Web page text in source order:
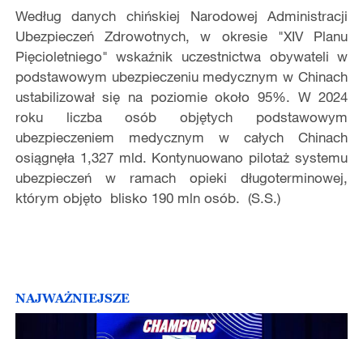
Video
Według danych chińskiej Narodowej Administracji
Ubezpieczeń Zdrowotnych, w okresie "XIV Planu
Pięcioletniego" wskaźnik uczestnictwa obywateli w
podstawowym ubezpieczeniu medycznym w Chinach
ustabilizował się na poziomie około 95%. W 2024
roku liczba osób objętych podstawowym
ubezpieczeniem medycznym w całych Chinach
osiągnęła 1,327 mld. Kontynuowano pilotaż systemu
ubezpieczeń w ramach opieki długoterminowej,
którym objęto blisko 190 mln osób. (S.S.)
NAJWAŻNIEJSZE